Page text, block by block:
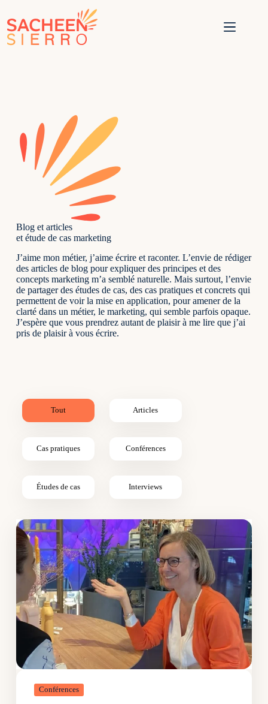
Blog et articles
et étude de cas marketing
J’aime mon métier, j’aime écrire et raconter. L’envie de rédiger
des articles de blog pour expliquer des principes et des
concepts marketing m’a semblé naturelle. Mais surtout, l’envie
de partager des études de cas, des cas pratiques et concrets qui
permettent de voir la mise en application, pour amener de la
clarté dans un métier, le marketing, qui semble parfois opaque.
J’espère que vous prendrez autant de plaisir à me lire que j’ai
pris de plaisir à vous écrire.
Tout Articles
Cas pratiques Conférences
Études de cas Interviews
Conférences